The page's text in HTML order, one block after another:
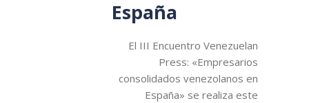
España
El III Encuentro Venezuelan
Press: «Empresarios
consolidados venezolanos en
España» se realiza este